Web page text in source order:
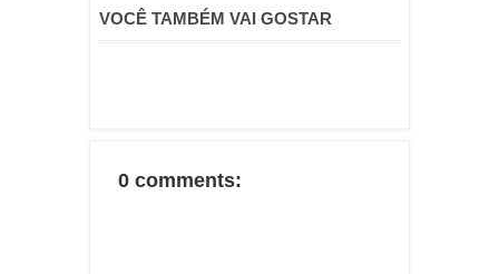
VOCÊ TAMBÉM VAI GOSTAR
0 comments: